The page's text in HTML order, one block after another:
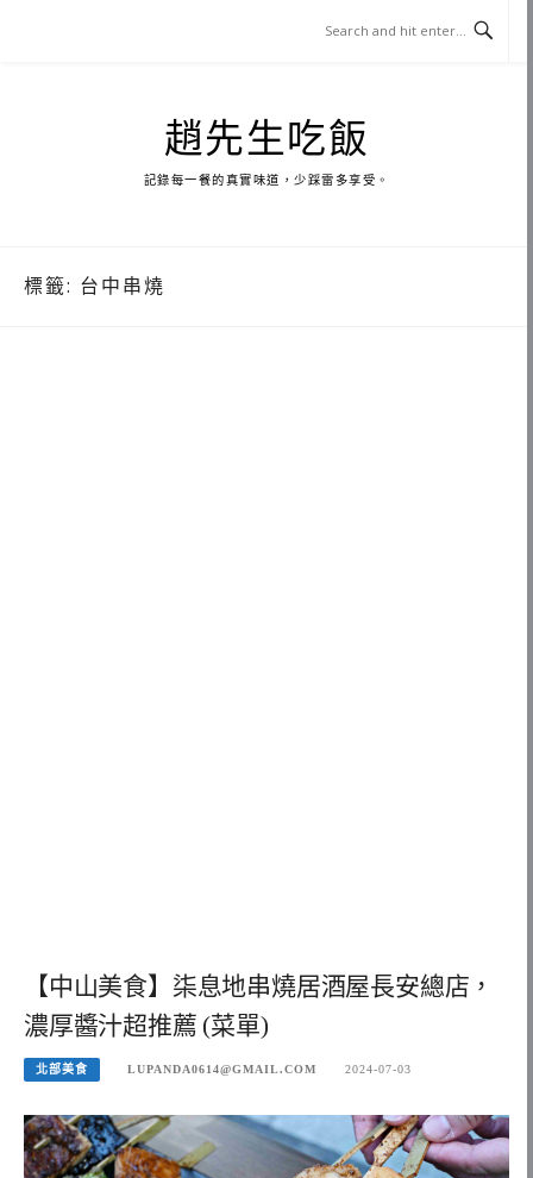
趙先生吃飯
記錄每一餐的真實味道，少踩雷多享受。
標籤: 台中串燒
【中山美食】柒息地串燒居酒屋長安總店，
濃厚醬汁超推薦 (菜單)
北部美食 LUPANDA0614@GMAIL.COM 2024-07-03